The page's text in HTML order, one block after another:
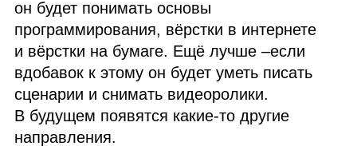
он будет понимать основы
программирования, вёрстки в интернете
и вёрстки на бумаге. Ещё лучше –если
вдобавок к этому он будет уметь писать
сценарии и снимать видеоролики.
В будущем появятся какие‑то другие
направления.